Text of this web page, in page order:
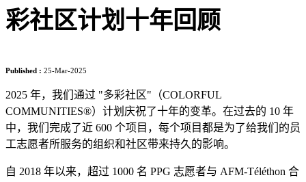
彩社区计划十年回顾
Published : 25-Mar-2025
2025 年，我们通过 "多彩社区"（COLORFUL
COMMUNITIES®）计划庆祝了十年的变革。在过去的 10 年
中，我们完成了近 600 个项目，每个项目都是为了给我们的员
工志愿者所服务的组织和社区带来持久的影响。
自 2018 年以来，超过 1000 名 PPG 志愿者与 AFM-Téléthon 合